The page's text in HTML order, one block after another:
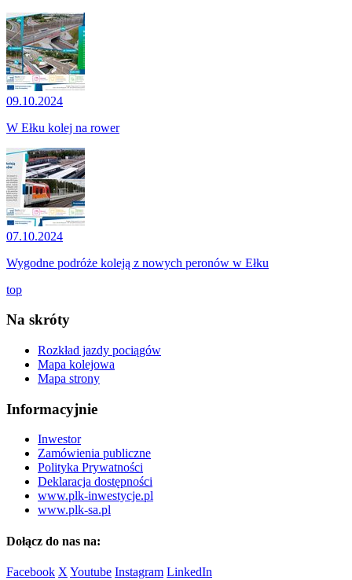
09.10.2024
W Ełku kolej na rower
07.10.2024
Wygodne podróże koleją z nowych peronów w Ełku
top
Na skróty
Rozkład jazdy pociągów
Mapa kolejowa
Mapa strony
Informacyjnie
Inwestor
Zamówienia publiczne
Polityka Prywatności
Deklaracja dostępności
www.plk-inwestycje.pl
www.plk-sa.pl
Dołącz do nas na:
Facebook X Youtube Instagram LinkedIn